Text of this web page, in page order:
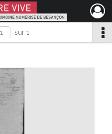
de Besançon
sur 1